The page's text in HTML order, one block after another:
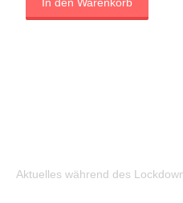
Aktuelles während des